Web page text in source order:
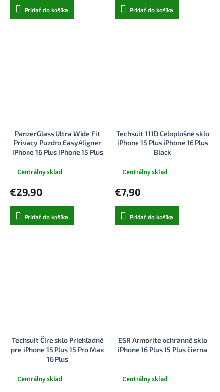
Pridať do košíka Pridať do košíka
PanzerGlass Ultra Wide Fit
Privacy Puzdro EasyAligner
iPhone 16 Plus iPhone 15 Plus
Centrálny sklad
€29,90
Pridať do košíka
Techsuit 111D Celoplošné sklo
iPhone 15 Plus iPhone 16 Plus
Black
Centrálny sklad
€7,90
Pridať do košíka
Techsuit Číre sklo Priehľadné
pre iPhone 15 Plus 15 Pro Max
16 Plus
Centrálny sklad
ESR Armorite ochranné sklo
iPhone 16 Plus 15 Plus čierna
Centrálny sklad